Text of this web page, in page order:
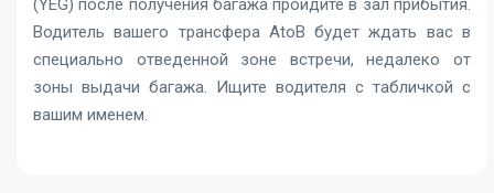
(YEG) после получения багажа пройдите в зал прибытия.
Водитель вашего трансфера AtoB будет ждать вас в
специально отведенной зоне встречи, недалеко от
зоны выдачи багажа. Ищите водителя с табличкой с
вашим именем.